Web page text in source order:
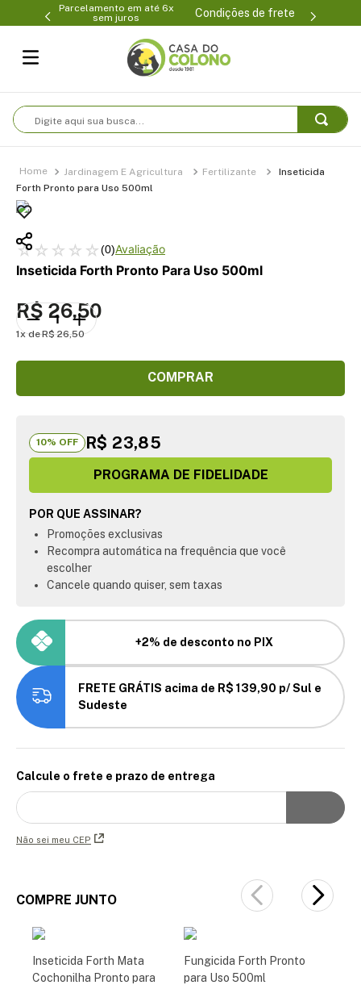
Parcelamento em até 6x
sem juros
Condições de frete
Digite aqui sua busca...
Jardinagem E Agricultura Fertilizante
Inseticida
Forth Pronto para Uso 500ml
☆☆ ☆ ☆ ☆(0)
Inseticida Forth Pronto Para Uso 500ml
R$26,50
1 R$ 26,50
COMPRAR
10% OFF R$ 23,85
PROGRAMA DE FIDELIDADE
POR QUE ASSINAR?
Promoções exclusivas
Recompra automática na frequência que você
escolher
Cancele quando quiser, sem taxas
+2% de desconto no PIX
FRETE GRÁTIS acima de R$ 139,90 p/ Sul e
Sudeste
Calcule o frete e prazo de entrega
Não sei meu CEP
COMPRE JUNTO
Inseticida Forth Mata
Cochonilha Pronto para
Fungicida Forth Pronto
para Uso 500ml